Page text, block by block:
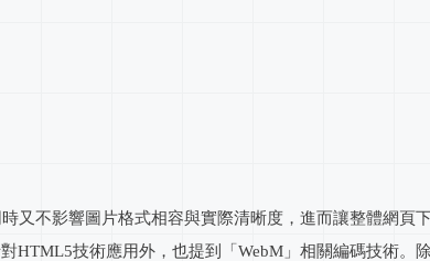
又不影響圖片格式相容與實際清晰度，進而讓整體網頁下
HTML5技術應用外，也提到「WebM」相關編碼技術